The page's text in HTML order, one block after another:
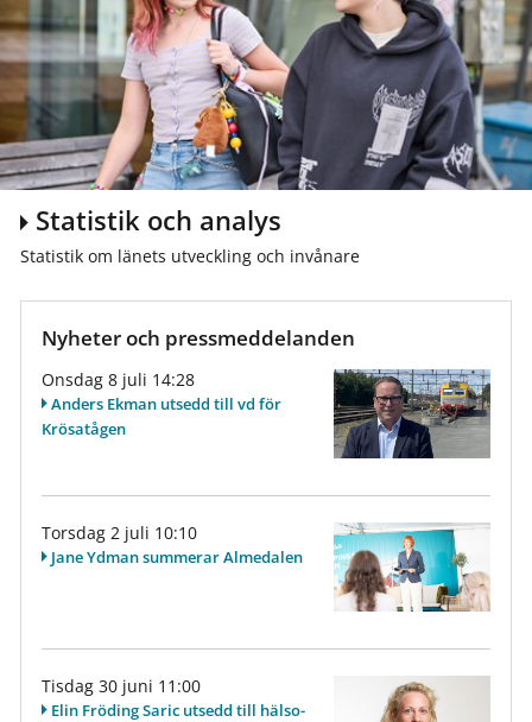
Statistik och analys
Statistik om länets utveckling och invånare
Nyheter och pressmeddelanden
Onsdag 8 juli 14:28
Anders Ekman utsedd till vd för
Krösatågen
Torsdag 2 juli 10:10
Jane Ydman summerar Almedalen
Tisdag 30 juni 11:00
Elin Fröding Saric utsedd till hälso-